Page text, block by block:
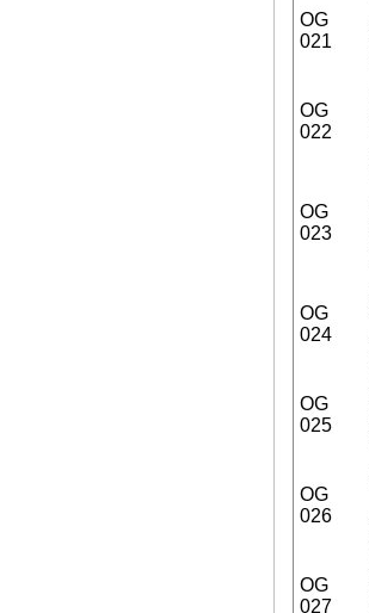
OG
021
OG
022
OG
023
OG
024
OG
025
OG
026
OG
027